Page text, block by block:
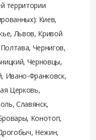
территории
Киев,
Львов, Кривой
Чернигов,
Черновцы,
Ивано-Франковск,
Церковь,
Славянск,
Конотоп,
Нежин,